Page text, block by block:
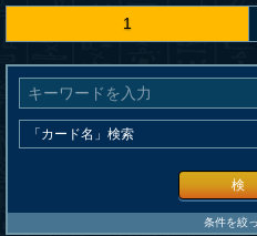
1
検
条件を絞